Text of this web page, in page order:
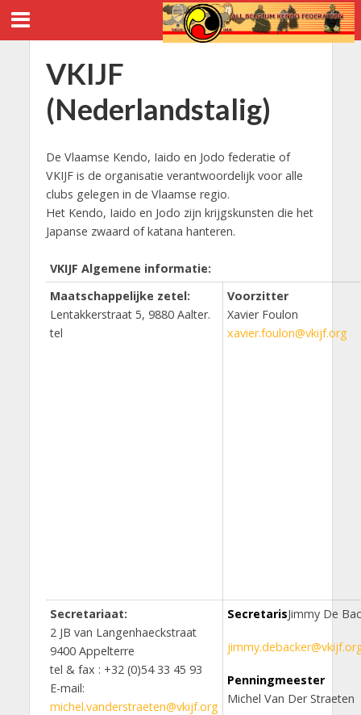
VKIJF
(Nederlandstalig)
De Vlaamse Kendo, Iaido en Jodo federatie of
VKIJF is de organisatie verantwoordelijk voor alle
clubs gelegen in de Vlaamse regio.
Het Kendo, Iaido en Jodo zijn krijgskunsten die het
Japanse zwaard of katana hanteren.
VKIJF Algemene informatie:
Maatschappelijke zetel:
Lentakkerstraat 5, 9880 Aalter.
tel
Voorzitter
Xavier Foulon
xavier.foulon@vkijf.org
Secretariaat:
2 JB van Langenhaeckstraat
9400 Appelterre
tel & fax : +32 (0)54 33 45 93
E-mail:
michel.vanderstraeten@vkijf.org
SecretarisJimmy De
Penningmeester
Michel Van Der Straeten